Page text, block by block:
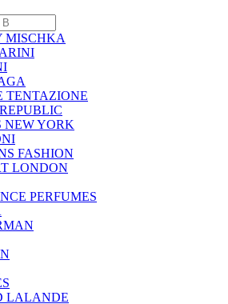
MISCHKA
TENTAZIONE
NEW YORK
FASHION
LONDON
PERFUMES
LALANDE